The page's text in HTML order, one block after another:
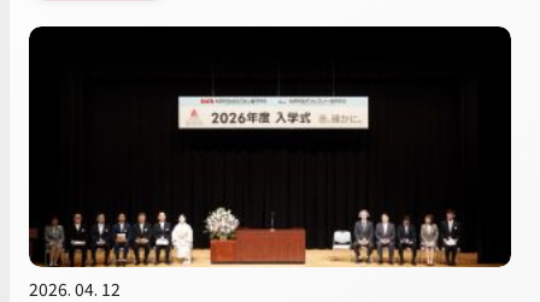
2026. 04. 12